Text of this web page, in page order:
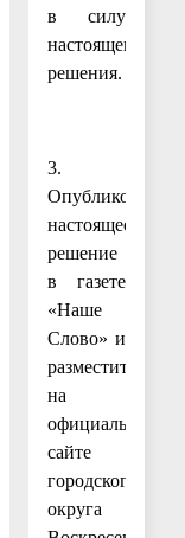
в силу
настоящего
решения.
3.
Опубликовать
настоящее
решение
в газете
«Наше
Слово» и
разместить
на
официальном
сайте
городского
округа